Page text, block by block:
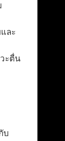
ละ
ะตื่น
บ